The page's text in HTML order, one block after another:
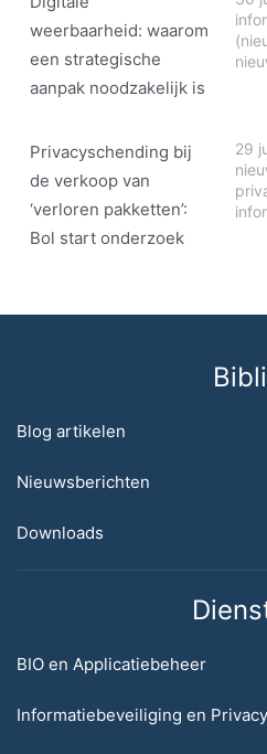
weerbaarheid: waarom
een strategische
aanpak noodzakelijk is
Privacyschending bij
de verkoop van
‘verloren pakketten’:
Bol start onderzoek
29
Blog artikelen
Nieuwsberichten
Downloads
BIO en Applicatiebeheer
Informatiebeveiliging en